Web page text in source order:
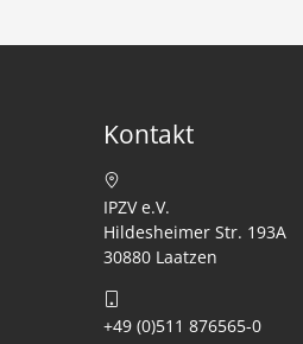
Kontakt
IPZV e.V.
Hildesheimer Str. 193A
30880 Laatzen
+49 (0)511 876565-0